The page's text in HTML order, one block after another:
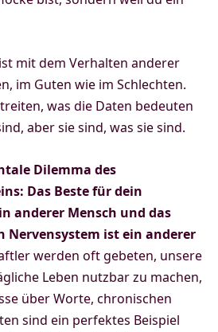
mit dem Verhalten anderer
im Guten wie im Schlechten.
was die Daten bedeuten
aber sie sind, was sie sind.
Dilemma des
Das Beste für dein
anderer Mensch und das
Nervensystem ist ein anderer
werden oft gebeten, unsere
Leben nutzbar zu machen,
über Worte, chronischen
sind ein perfektes Beispiel